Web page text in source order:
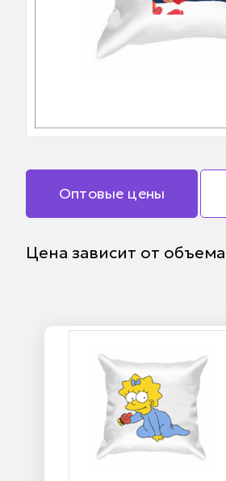
Оптовые цены
Цена зависит от